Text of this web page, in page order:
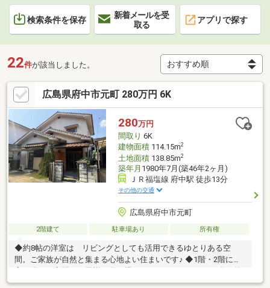
検索条件を保存
新着メールを受
取る
アプリで探す
22件が該当しました。
広島県府中市元町 280万円 6K
280万円
間取り 6K
建物面積114.15m2
土地面積138.85m2
築年月 1980年7月(築46年2ヶ月)
ＪＲ福塩線 府中駅 徒歩13分
その他の交通
広島県府中市元町
2階建て 駐車場あり 所有権
◆約8帖の洋室は リビングとしても活用できるゆとりある空
間。ご家族が自然と集まる心地よい住まいです♪ ◆1階・2階に和
に活用できます♪◆バルコニー付きで お洗濯やお布団干しにも